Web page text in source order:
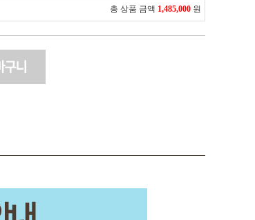
총 상품 금액 1,485,000 원